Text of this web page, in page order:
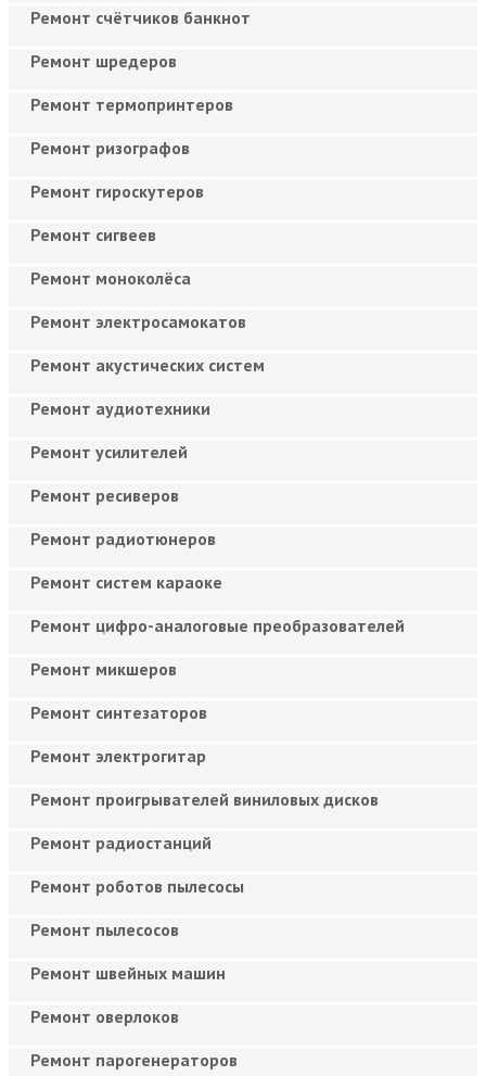
Ремонт счётчиков банкнот
Ремонт шредеров
Ремонт термопринтеров
Ремонт ризографов
Ремонт гироскутеров
Ремонт сигвеев
Ремонт моноколёса
Ремонт электросамокатов
Ремонт акустических систем
Ремонт аудиотехники
Ремонт усилителей
Ремонт ресиверов
Ремонт радиотюнеров
Ремонт систем караоке
Ремонт цифро-аналоговые преобразователей
Ремонт микшеров
Ремонт синтезаторов
Ремонт электрогитар
Ремонт проигрывателей виниловых дисков
Ремонт радиостанций
Ремонт роботов пылесосы
Ремонт пылесосов
Ремонт швейных машин
Ремонт оверлоков
Ремонт парогенераторов